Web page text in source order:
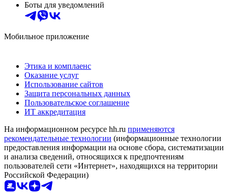
Боты для уведомлений
Мобильное приложение
Этика и комплаенс
Оказание услуг
Использование сайтов
Защита персональных данных
Пользовательское соглашение
ИТ аккредитация
На информационном ресурсе hh.ru применяются
рекомендательные технологии (информационные технологии
предоставления информации на основе сбора, систематизации
и анализа сведений, относящихся к предпочтениям
пользователей сети «Интернет», находящихся на территории
Российской Федерации)